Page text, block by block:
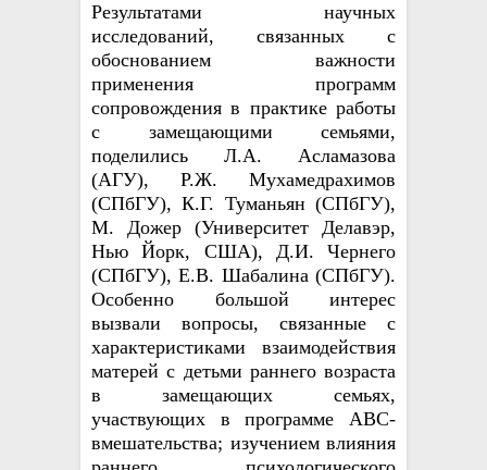
Результатами научных
исследований, связанных с
обоснованием важности
применения программ
сопровождения в практике работы
с замещающими семьями,
поделились Л.А. Асламазова
(АГУ), Р.Ж. Мухамедрахимов
(СПбГУ), К.Г. Туманьян (СПбГУ),
М. Дожер (Университет Делавэр,
Нью Йорк, США), Д.И. Чернего
(СПбГУ), Е.В. Шабалина (СПбГУ).
Особенно большой интерес
вызвали вопросы, связанные с
характеристиками взаимодействия
матерей с детьми раннего возраста
в замещающих семьях,
участвующих в программе АВС-
вмешательства; изучением влияния